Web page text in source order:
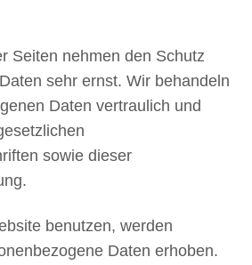
Seiten nehmen den Schutz
sehr ernst. Wir behandeln
Daten vertraulich und
sowie dieser
benutzen, werden
Daten erhoben.